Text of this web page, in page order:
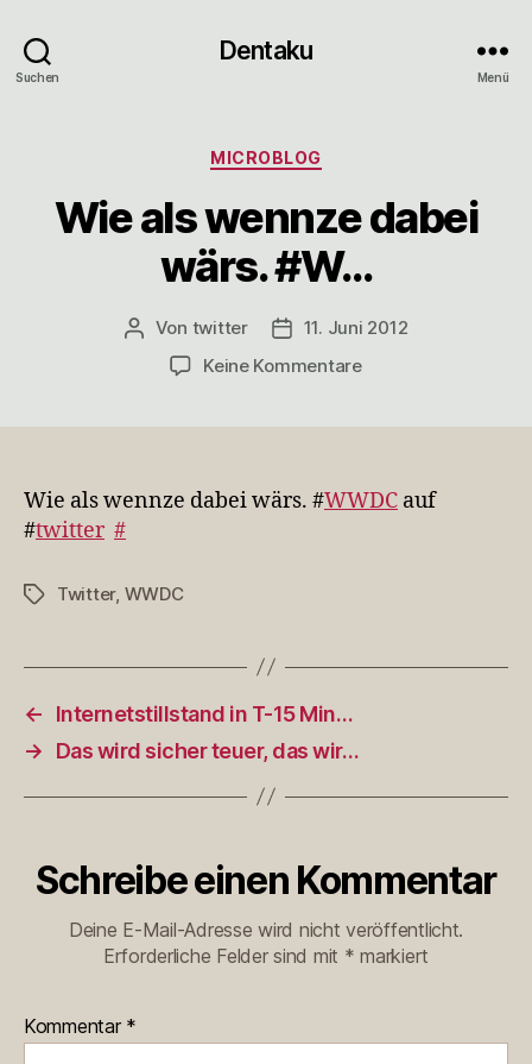
Suchen
Dentaku
Menü
Kategorien
MICROBLOG
Wie als wennze dabei
wärs. #W…
Beitragsautor
Von twitter Veröffentlichungsdatum
11. Juni 2012
Keine Kommentarezu
wärs.
Wie als wennze dabei wärs. #WWDC auf
#twitter #
Schlagwörter
Twitter, WWDC
←
Internetstillstand in T-15 Min…
→
Das wird sicher teuer, das wir…
Schreibe einen Kommentar
Deine E-Mail-Adresse wird nicht veröffentlicht.
Erforderliche Felder sind mit * markiert
Kommentar *